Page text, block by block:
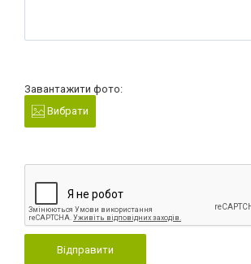
Завантажити фото:
Вибрати
Відправити